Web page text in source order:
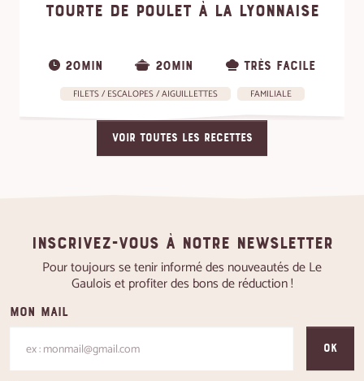
TOURTE DE POULET À LA LYONNAISE
20MIN 20MIN TRÈS FACILE
FILETS / ESCALOPES / AIGUILLETTES FAMILIALE
VOIR TOUTES LES RECETTES
Inscrivez-vous à notre newsletter
Pour toujours se tenir informé des nouveautés de Le
Gaulois et profiter des bons de réduction !
Mon mail
OK